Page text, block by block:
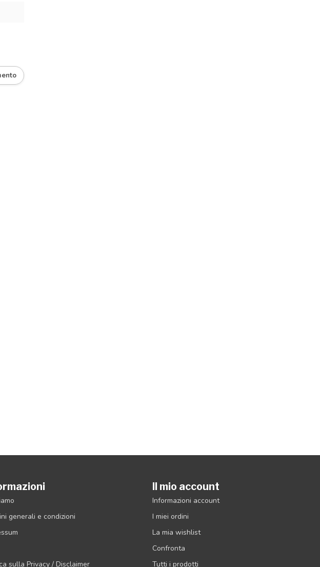
generali e condizioni
sulla Privacy / Disclaimer
Il mio account
Informazioni account
I miei ordini
La mia wishlist
Confronta
Tutti i prodotti